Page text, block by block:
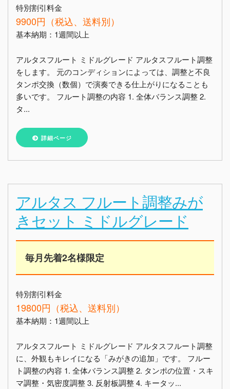
特別割引料金
9900円（税込、送料別）
基本納期：1週間以上
アルタスフルート ミドルグレード アルタスフルート調整
をします。 元のコンディションによっては、調整と不良
タンポ交換（数個）で演奏できる仕上がりになることも
多いです。 フルート調整の内容 1. 全体バランス調整 2.
タ...
詳細ページ
アルタス フルート調整みが
きセット ミドルグレード
毎月先着2名様限定
特別割引料金
19800円（税込、送料別）
基本納期：1週間以上
アルタスフルート ミドルグレード アルタスフルート調整
に、外観もキレイになる「みがきの追加」です。 フルー
ト調整の内容 1. 全体バランス調整 2. タンポの位置・スキ
マ調整・気密度調整 3. 反射板調整 4. キータッ...